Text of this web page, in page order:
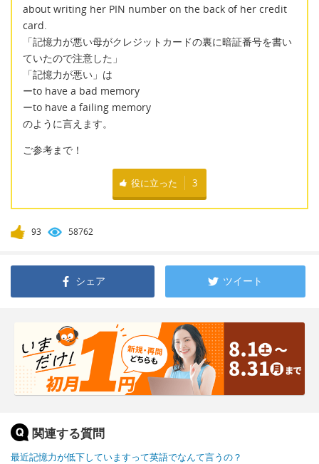
about writing her PIN number on the back of her credit
card.
「記憶力が悪い母がクレジットカードの裏に暗証番号を書い
ていたので注意した」
「記憶力が悪い」は
ーto have a bad memory
ーto have a failing memory
のように言えます。
ご参考まで！
役に立った 3
93 58762
シェア ツイート
関連する質問
最近記憶力が低下していますって英語でなんて言うの？